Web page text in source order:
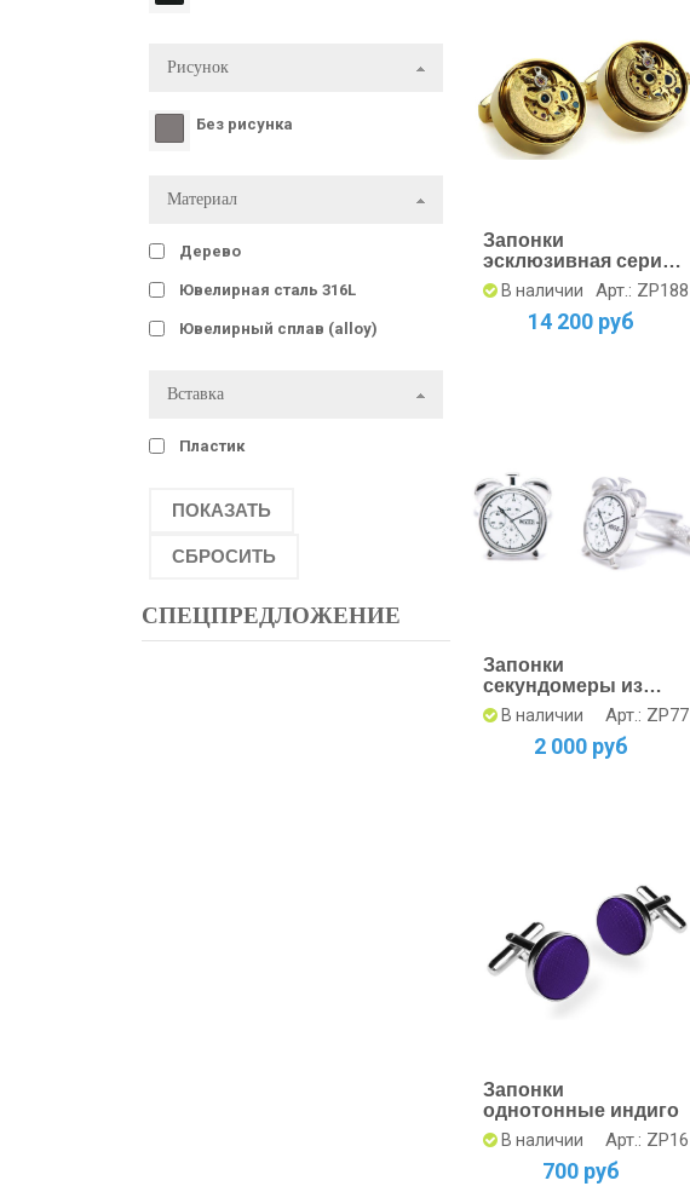
Рисунок
Без рисунка
Материал
Дерево
Ювелирная сталь 316L
Ювелирный сплав (alloy)
Вставка
Пластик
СПЕЦПРЕДЛОЖЕНИЕ
Запонки
эсклюзивная серия
с часовым
механизмом
золотые
В наличии Арт.: ZP188
14 200 руб
Запонки
секундомеры из
ювелирной стали
316L
В наличии Арт.: ZP77
2 000 руб
Запонки
однотонные индиго
В наличии Арт.: ZP16
700 руб